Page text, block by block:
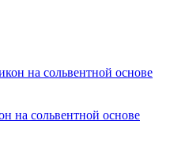
на сольвентной основе